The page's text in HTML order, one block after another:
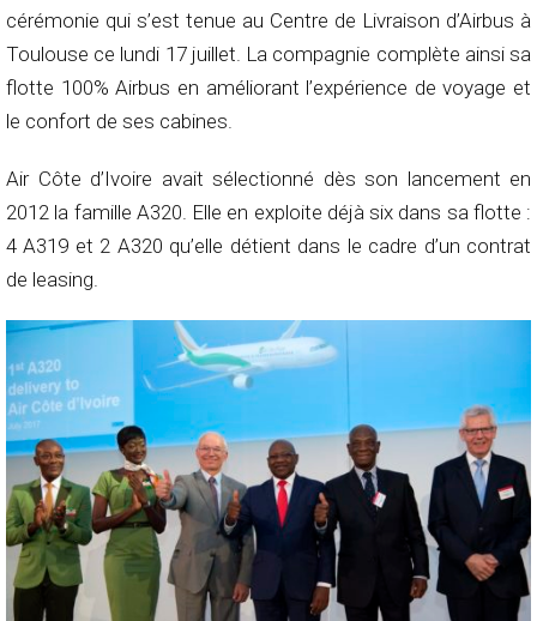
cérémonie qui s’est tenue au Centre de Livraison d’Airbus à
Toulouse ce lundi 17 juillet. La compagnie complète ainsi sa
flotte 100% Airbus en améliorant l’expérience de voyage et
le confort de ses cabines.
Air Côte d’Ivoire avait sélectionné dès son lancement en
2012 la famille A320. Elle en exploite déjà six dans sa flotte :
4 A319 et 2 A320 qu’elle détient dans le cadre d’un contrat
de leasing.